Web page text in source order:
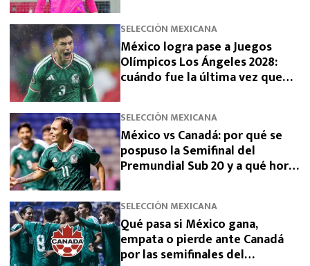
SELECCIÓN MEXICANA
México logra pase a Juegos
Olímpicos Los Ángeles 2028:
cuándo fue la última vez que
SELECCIÓN MEXICANA
México vs Canadá: por qué se
pospuso la Semifinal del
Premundial Sub 20 y a qué hora
SELECCIÓN MEXICANA
Qué pasa si México gana,
empata o pierde ante Canadá
por las semifinales del